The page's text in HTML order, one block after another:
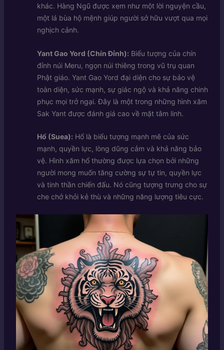
khác. Hàng Ngũ được xem như một lời nguyện cầu,
một lá bùa hộ mệnh giúp người sở hữu vượt qua mọi
nghịch cảnh.
Yant Gao Yord (Chín Đỉnh): Biểu tượng của chín
đỉnh núi Meru, ngọn núi thiêng trong vũ trụ quan
Phật giáo. Yant Gao Yord đại diện cho sự bảo vệ
toàn diện, sức mạnh, sự giác ngộ và khả năng chinh
phục mọi trở ngại. Đây là một trong những hình xăm
Sak Yant được đánh giá cao về mặt tâm linh.
Hổ (Suea): Hổ là biểu tượng mạnh mẽ của sức
mạnh, quyền lực, lòng dũng cảm và khả năng bảo
vệ. Hình xăm hổ thường được lựa chọn bởi những
người mong muốn tăng cường sự tự tin, quyền lực
và tinh thần chiến đấu. Nó cũng tượng trưng cho sự
che chở khỏi kẻ thù và những năng lượng tiêu cực.